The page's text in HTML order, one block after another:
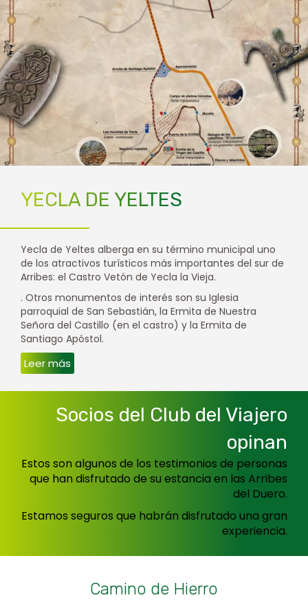
YECLA DE YELTES
Yecla de Yeltes alberga en su término municipal uno
de los atractivos turísticos más importantes del sur de
Arribes: el Castro Vetón de Yecla la Vieja.
. Otros monumentos de interés son su Iglesia
parroquial de San Sebastián, la Ermita de Nuestra
Señora del Castillo (en el castro) y la Ermita de
Santiago Apóstol.
Leer más
Socios del Club del Viajero
opinan
Estos son algunos de los testimonios de personas
que han disfrutado de su estancia en las Arribes
del Duero.
Estamos seguros que habrán disfrutado una gran
experiencia.
Camino de Hierro